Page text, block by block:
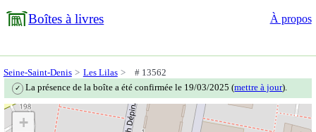
Boîtes à livres À propos
Seine-Saint-Denis Les Lilas # 13562
✓ La présence de la boîte a été confirmée le 19/03/2025 (mettre à jour).
+